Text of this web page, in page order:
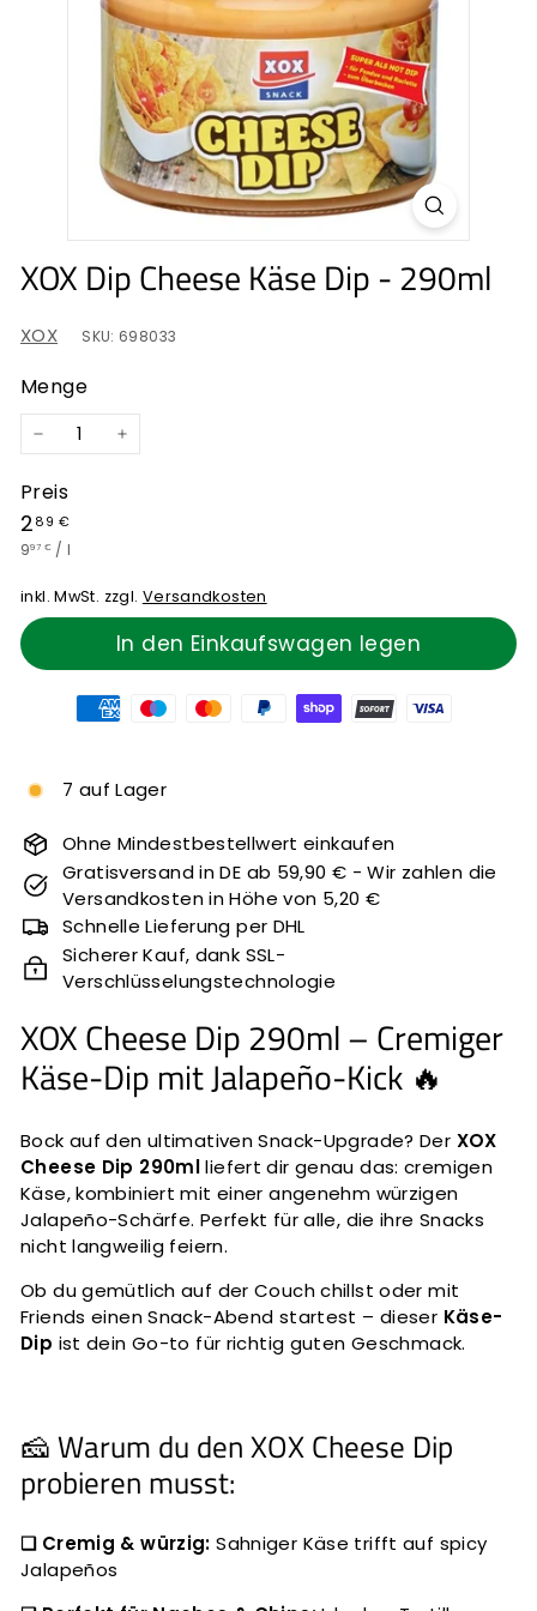
XOX Dip Cheese Käse Dip - 290ml
XOX SKU: 698033
Menge
− +
Preis
Normaler
Preis
2 89 €2,89
€
997 € 9,97
/ l
inkl. MwSt. zzgl. Versandkosten
In den Einkaufswagen legen
7 auf Lager
Ohne Mindestbestellwert einkaufen
Gratisversand in DE ab 59,90 € - Wir zahlen die
Versandkosten in Höhe von 5,20 €
Schnelle Lieferung per DHL
Sicherer Kauf, dank SSL-
Verschlüsselungstechnologie
XOX Cheese Dip 290ml – Cremiger
Käse-Dip mit Jalapeño-Kick 🔥
Bock auf den ultimativen Snack-Upgrade? Der XOX
Cheese Dip 290mlliefert dir genau das: cremigen
Käse, kombiniert mit einer angenehm würzigen
Jalapeño-Schärfe. Perfekt für alle, die ihre Snacks
nicht langweilig feiern.
Ob du gemütlich auf der Couch chillst oder mit
Friends einen Snack-Abend startest – dieser Käse-
Dip ist dein Go-to für richtig guten Geschmack.
🧀 Warum du den XOX Cheese Dip
probieren musst:
❑ Cremig & würzig: Sahniger Käse trifft auf spicy
Jalapeños